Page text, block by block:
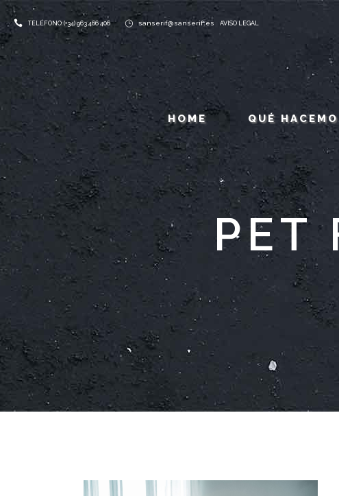
TELÉFONO: (+34) 963 466 406 sanserif@sanserif.es AVISO LEGAL
HOME QUÉ
PET